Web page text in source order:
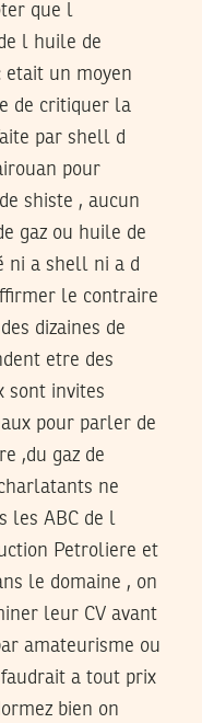
que l
l huile de
etait un moyen
de critiquer la
par shell d
pour
shiste , aucun
gaz ou huile de
ni a shell ni a d
le contraire
dizaines de
etre des
sont invites
pour parler de
,du gaz de
ne
les ABC de l
Petroliere et
le domaine , on
leur CV avant
amateurisme ou
a tout prix
bien on